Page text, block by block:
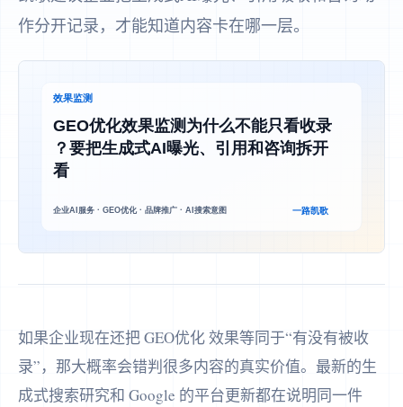
作分开记录，才能知道内容卡在哪一层。
如果企业现在还把 GEO优化 效果等同于“有没有被收
录”，那大概率会错判很多内容的真实价值。最新的生
成式搜索研究和 Google 的平台更新都在说明同一件